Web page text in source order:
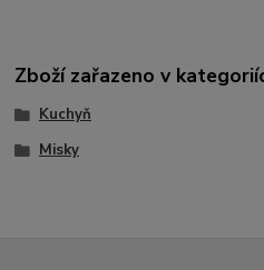
Zboží zařazeno v
Kuchyň
Misky